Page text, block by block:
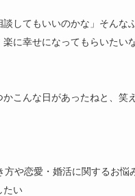
談してもいいのかな」そんな
楽に幸せになってもらいたい
こんな日があったねと、笑
方や恋愛・婚活に関するお悩
たい